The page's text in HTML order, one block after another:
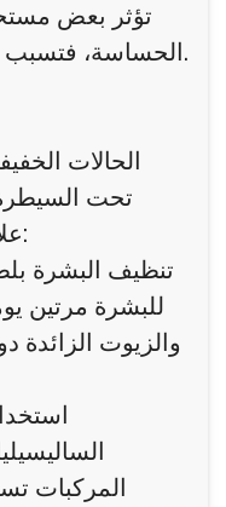
تؤثر بعض
الحساسة، فتسبب انسداد المسام وظهور البثور.
الحالات
تحت
علاجية مناسبة. يمكن أن تشمل:
تنظيف البشرة
للبشرة مرتين
والزيوت الزائدة
المركبات